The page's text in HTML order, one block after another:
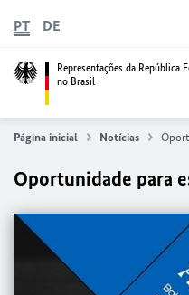
Representações da República
no Brasil
PT DE
Página inicial Notícias
Oportunidade para